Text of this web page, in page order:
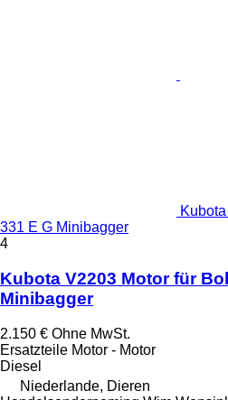
331 E G Minibagger
4
Kubota V2203 Motor für
Minibagger
2.150 € Ohne MwSt.
Ersatzteile Motor - Motor
Diesel
Niederlande, Dieren